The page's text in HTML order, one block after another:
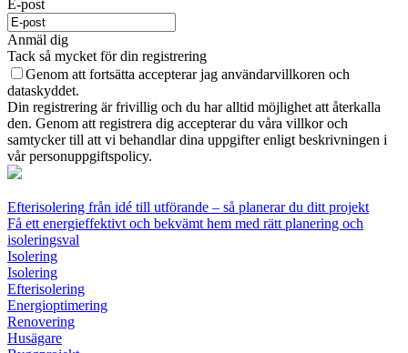
E-post
Anmäl dig
Tack så mycket för din registrering
Genom att fortsätta accepterar jag användarvillkoren och
dataskyddet.
Din registrering är frivillig och du har alltid möjlighet att återkalla
den. Genom att registrera dig accepterar du våra villkor och
samtycker till att vi behandlar dina uppgifter enligt beskrivningen i
vår personuppgiftspolicy.
Efterisolering från idé till utförande – så planerar du ditt projekt
Få ett energieffektivt och bekvämt hem med rätt planering och
isoleringsval
Isolering
Isolering
Efterisolering
Energioptimering
Renovering
Husägare